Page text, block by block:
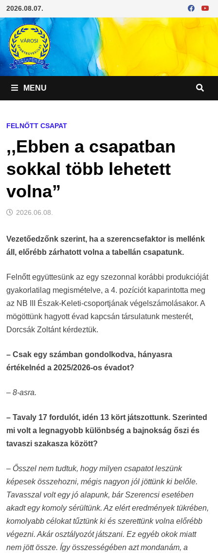
Skip
to
content
2026.08.07.
MENU
FELNŐTT CSAPAT
,,Ebben a csapatban
sokkal több lehetett
volna”
2026.06.08.
Vezetőedzőnk szerint, ha a szerencsefaktor is mellénk
áll, előrébb zárhatott volna a tabellán csapatunk.
Felnőtt együttesünk az egy szezonnal korábbi produkcióját
gyakorlatilag megismételve, a 4. pozíciót kaparintotta meg
az NB III Észak-Keleti-csoportjának végelszámolásakor. A
mögöttünk hagyott évad kapcsán társulatunk mesterét,
Dorcsák Zoltánt kérdeztük.
– Csak egy számban gondolkodva, hányasra
értékelnéd a 2025/2026-os évadot?
– 8-asra.
– Tavaly 17 fordulót, idén 13 kört játszottunk. Szerinted
mi volt a legnagyobb különbség a bajnokság őszi és
tavaszi szakasza között?
– Ősszel nem tudtuk, hogy milyen csapatot leszünk
képesek összehozni, mégis nagyon jól jöttünk ki belőle.
Tavasszal volt egy jó alapunk, bár Szerencsi esetében
akadt egy komoly sérültünk. Az elért eredmények tükrében,
komolyabb célokat tűztünk ki és szerettünk volna előrébb
végezni. Akár osztályozót játszani. Ez egyéb okok miatt
nem jött össze. Így összességében azt mondanám, a